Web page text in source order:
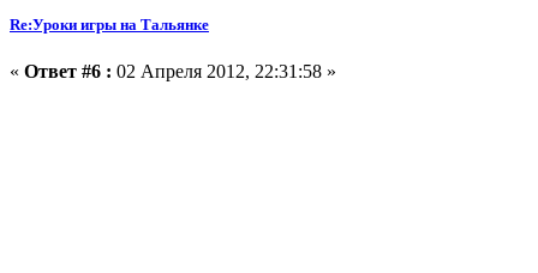
Re:Уроки игры на Тальянке
« Ответ #6 : 02 Апреля 2012, 22:31:58 »